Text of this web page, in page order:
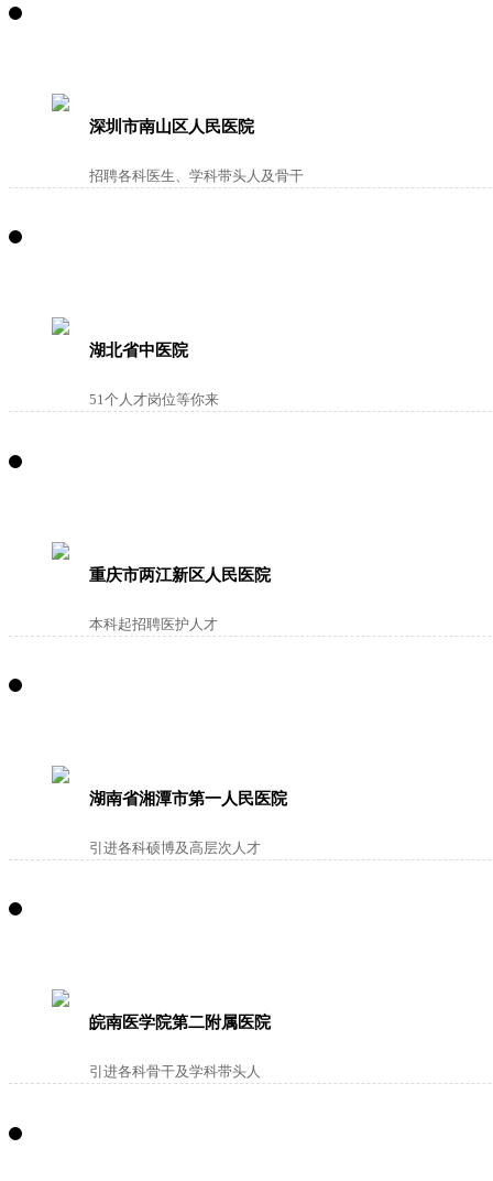
深圳市南山区人民医院
招聘各科医生、学科带头人及骨干
湖北省中医院
51个人才岗位等你来
重庆市两江新区人民医院
本科起招聘医护人才
湖南省湘潭市第一人民医院
引进各科硕博及高层次人才
皖南医学院第二附属医院
引进各科骨干及学科带头人